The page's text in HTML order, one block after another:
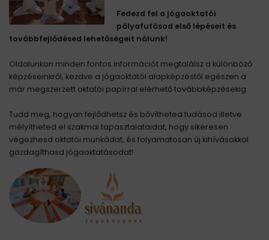
Fedezd fel a jógaoktatói
pályafutásod első lépéseit és
továbbfejlődésed lehetőségeit nálunk!
Oldalunkon minden fontos információt megtalálsz a különböző
képzéseinkről, kezdve a jógaoktatói alapképzéstől egészen a
már megszerzett oktatói papírral elérhető továbbképzésekig.
Tudd meg, hogyan fejlődhetsz és bővítheted tudásod illetve
mélyítheted el szakmai tapasztalataidat, hogy sikeresen
végezhesd oktatói munkádat, és folyamatosan új kihívásokkal
gazdagíthasd jógaoktatásodat!